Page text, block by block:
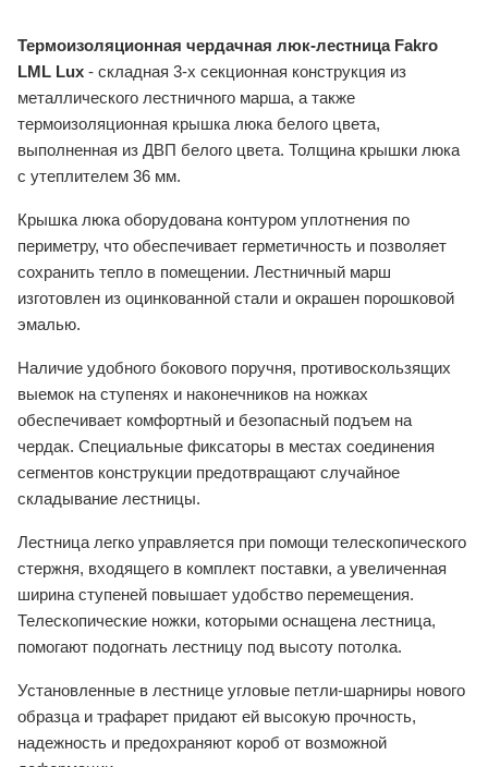
Термоизоляционная чердачная люк-лестница Fakro
LML Lux - складная 3-х секционная конструкция из
металлического лестничного марша, а также
термоизоляционная крышка люка белого цвета,
выполненная из ДВП белого цвета. Толщина крышки люка
с утеплителем 36 мм.
Крышка люка оборудована контуром уплотнения по
периметру, что обеспечивает герметичность и позволяет
сохранить тепло в помещении. Лестничный марш
изготовлен из оцинкованной стали и окрашен порошковой
эмалью.
Наличие удобного бокового поручня, противоскользящих
выемок на ступенях и наконечников на ножках
обеспечивает комфортный и безопасный подъем на
чердак. Специальные фиксаторы в местах соединения
сегментов конструкции предотвращают случайное
складывание лестницы.
Лестница легко управляется при помощи телескопического
стержня, входящего в комплект поставки, а увеличенная
ширина ступеней повышает удобство перемещения.
Телескопические ножки, которыми оснащена лестница,
помогают подогнать лестницу под высоту потолка.
Установленные в лестнице угловые петли-шарниры нового
образца и трафарет придают ей высокую прочность,
надежность и предохраняют короб от возможной